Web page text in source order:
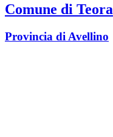
Comune di Teora
Provincia di Avellino